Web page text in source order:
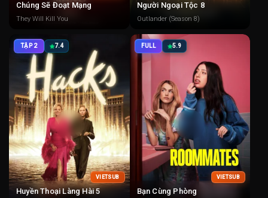
Chúng Sẽ Đoạt Mạng
They Will Kill You
Người Ngoại Tộc 8
Outlander (Season 8)
TẬP 2 7.4
VIETSUB
Huyền Thoại Làng Hài 5
FULL 5.9
VIETSUB
Bạn Cùng Phòng